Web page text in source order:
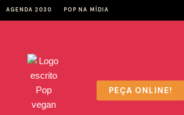
conteúdo
AGENDA 2030 POP NA MÍDIA
PEÇA ONLINE!